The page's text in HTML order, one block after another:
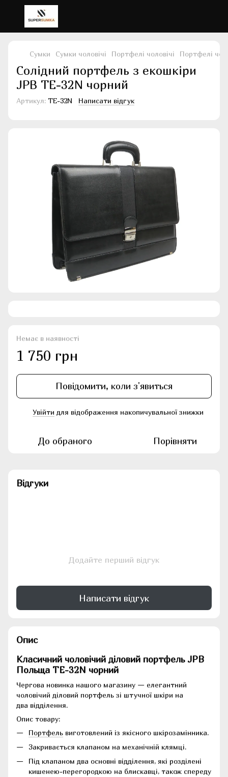
Сумки Сумки чоловічі Портфелі чоловічі Портфелі
Солідний портфель з екошкіри
JPB TE-32N чорний
Артикул: TE-32N Написати відгук
Немає в наявності
1 750 грн
Повідомити, коли з'явиться
Увійти для відображення накопичувальної знижки
До обраного Порівняти
Відгуки
Додайте перший відгук
Написати відгук
Опис
Класичний чоловічий діловий портфель JPB
Польща TE-32N чорний
Чергова новинка нашого магазину — елегантний
чоловічий діловий портфель зі штучної шкіри на
два відділення.
Опис товару:
Портфель виготовлений із якісного шкірозамінника.
Закривається клапаном на механічній клямці.
Під клапаном два основні відділення, які розділені
кишенею-перегородкою на блискавці, також спереду